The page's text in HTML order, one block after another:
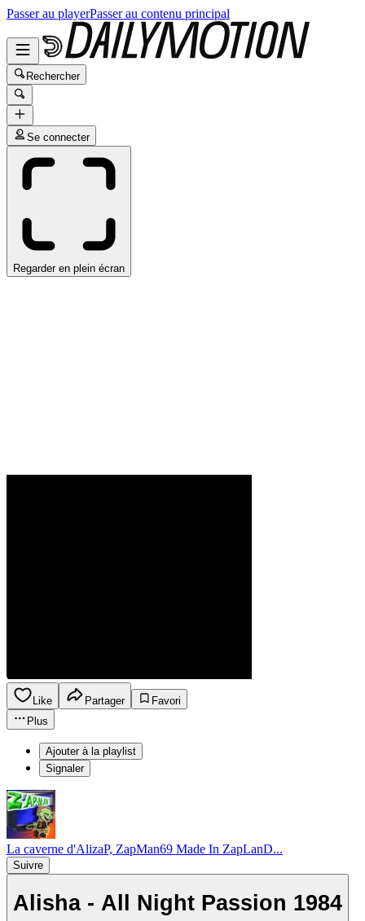
Passer au playerPasser au contenu principal
Rechercher
Se connecter
Regarder en plein écran
Like Partager
Favori
Plus
Ajouter à la playlist
Signaler
La caverne d'AlizaP, ZapMan69 Made In ZapLanD...
Suivre
Alisha - All Night Passion 1984